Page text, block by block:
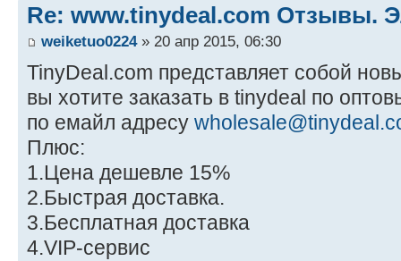
Re: www.tinydeal.com Отзывы.
weiketuo0224» 20 апр 2015, 06:30
TinyDeal.com представляет собой
вы хотите заказать в tinydeal по
по емайл адресу
Плюс:
1.Цена дешевле 15%
2.Быстрая доставка.
3.Бесплатная доставка
4.VIP-cервис